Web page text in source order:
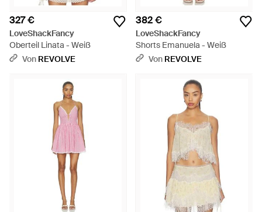
327 €
LoveShackFancy
Oberteil Linata - Weiß
Von REVOLVE
382 €
LoveShackFancy
Shorts Emanuela - Weiß
Von REVOLVE